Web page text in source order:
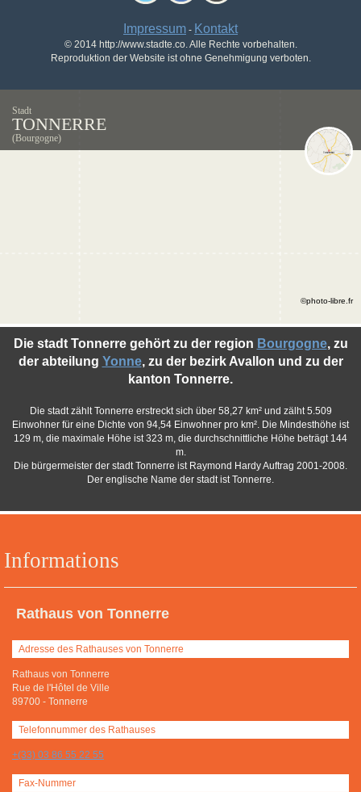
Impressum - Kontakt
© 2014 http://www.stadte.co. Alle Rechte vorbehalten.
Reproduktion der Website ist ohne Genehmigung verboten.
Stadt
TONNERRE
(Bourgogne)
Informations
Rathaus von Tonnerre
Adresse des Rathauses von Tonnerre
Rathaus von Tonnerre
Rue de l'Hôtel de Ville
89700 - Tonnerre
Telefonnummer des Rathauses
+(33) 03 86 55 22 55
Fax-Nummer
Die stadt Tonnerre gehört zu der region Bourgogne, zu
der abteilung Yonne, zu der bezirk Avallon und zu der
kanton Tonnerre.
Die stadt zählt Tonnerre erstreckt sich über 58,27 km² und zälht 5.509
Einwohner für eine Dichte von 94,54 Einwohner pro km². Die Mindesthöhe ist
129 m, die maximale Höhe ist 323 m, die durchschnittliche Höhe beträgt 144
m.
Die bürgermeister der stadt Tonnerre ist Raymond Hardy Auftrag 2001-2008.
Der englische Name der stadt ist Tonnerre.
©photo-libre.fr